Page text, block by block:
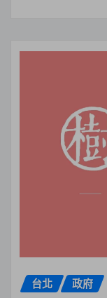
台北 政府